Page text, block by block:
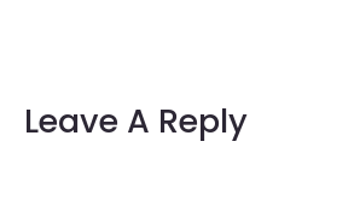
Leave A Reply